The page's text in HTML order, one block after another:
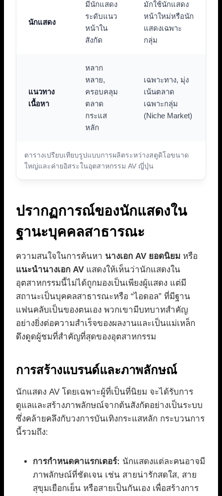
ตารางเปรียบเทียบรูปแบบการผลิตระหว่างสตูดิโอขนาด
ใหญ่และค่ายอิสระในอุตสาหกรรม AV ญี่ปุ่น
นักแสดง
มีนักแสดง
ระดับแนว
หน้าใน
สังกัด
มักใช้นักแสดง
หน้าใหม่หรือนัก
แสดงเฉพาะ
กลุ่ม
แนวทาง
เนื้อหา
หลาก
หลาย,
ครอบคลุม
ตลาด
กระแส
หลัก
เฉพาะทาง, มุ่ง
เน้นตลาด
เฉพาะกลุ่ม
(Niche Market)
ปรากฏการณ์ของนักแสดงใน
ฐานะบุคคลสาธารณะ
ความสนใจในการค้นหา นางเอก AV ยอดนิยม หรือ
แนะนำนางเอก AV แสดงให้เห็นว่านักแสดงใน
อุตสาหกรรมนี้ไม่ได้ถูกมองเป็นเพียงผู้แสดง แต่มี
สถานะเป็นบุคคลสาธารณะหรือ “ไอดอล” ที่มีฐาน
แฟนคลับเป็นของตนเอง พวกเขามีบทบาทสำคัญ
อย่างยิ่งต่อความสำเร็จของผลงานและเป็นแม่เหล็ก
ดึงดูดผู้ชมที่สำคัญที่สุดของอุตสาหกรรม
การสร้างแบรนด์และภาพลักษณ์
นักแสดง AV โดยเฉพาะผู้ที่เป็นที่นิยม จะได้รับการ
ดูแลและสร้างภาพลักษณ์จากต้นสังกัดอย่างเป็นระบบ
ซึ่งคล้ายคลึงกับวงการบันเทิงกระแสหลัก กระบวนการ
นี้รวมถึง:
การกำหนดคาแรกเตอร์: นักแสดงแต่ละคนอาจมี
ภาพลักษณ์ที่ชัดเจน เช่น สายน่ารักสดใส, สาย
สุขุมเยือกเย็น หรือสายเป็นกันเอง เพื่อสร้างการ